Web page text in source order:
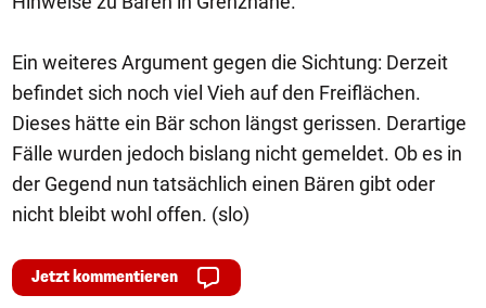
Ein weiteres Argument gegen die Sichtung: Derzeit
befindet sich noch viel Vieh auf den Freiflächen.
Dieses hätte ein Bär schon längst gerissen. Derartige
Fälle wurden jedoch bislang nicht gemeldet. Ob es in
der Gegend nun tatsächlich einen Bären gibt oder
nicht bleibt wohl offen. (slo)
Jetzt kommentieren